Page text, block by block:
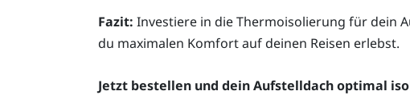
Fazit: Investiere in die Thermoisolierung für dein
du maximalen Komfort auf deinen Reisen erlebst.
Jetzt bestellen und dein Aufstelldach optimal